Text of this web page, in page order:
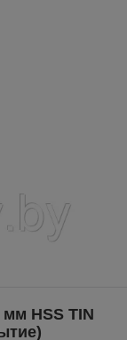
HSS TIN